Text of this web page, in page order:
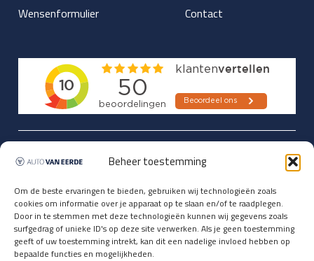
Beheer toestemming
Om de beste ervaringen te bieden, gebruiken wij technologieën zoals
cookies om informatie over je apparaat op te slaan en/of te raadplegen.
Door in te stemmen met deze technologieën kunnen wij gegevens zoals
surfgedrag of unieke ID's op deze site verwerken. Als je geen toestemming
geeft of uw toestemming intrekt, kan dit een nadelige invloed hebben op
bepaalde functies en mogelijkheden.
Wensenformulier
Contact
Updates over nieuwbinnen-komers
vóórdat ze op de portals staan?
Registreer je hier.
E-mailadres *